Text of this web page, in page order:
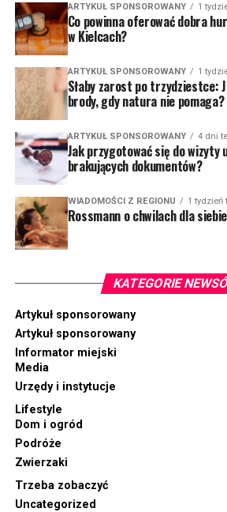
ARTYKUŁ SPONSOROWANY 1
Co powinna oferować dobra
w Kielcach?
ARTYKUŁ SPONSOROWANY 1
Słaby zarost po trzydziestce:
brody, gdy natura nie pomaga?
ARTYKUŁ SPONSOROWANY 4 dni
Jak przygotować się do wizyty
brakujących dokumentów?
WIADOMOŚCI Z REGIONU 1 tydzień
Rossmann o chwilach dla siebie
KATEGORIE
Artykuł sponsorowany
Artykuł sponsorowany
Informator miejski
Media
Urzędy i instytucje
Lifestyle
Dom i ogród
Podróże
Zwierzaki
Trzeba zobaczyć
Uncategorized